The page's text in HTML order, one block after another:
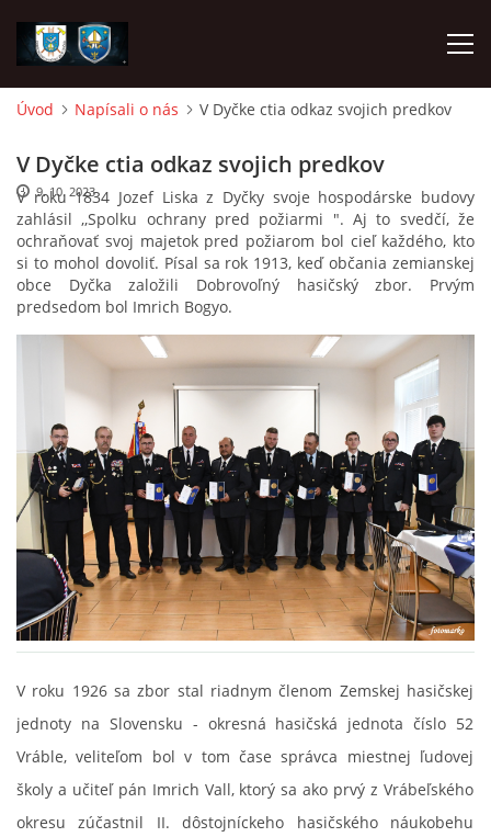
NAPÍSALI O NÁS
DHZ DYČKA
DHZM VRÁBLE
AKO SA STAŤ ČLENOM
FOTOALBUM
SPONZORI
MAPY
Úvod Napísali o nás V Dyčke ctia odkaz svojich predkov
V Dyčke ctia odkaz svojich predkov
V roku 1834 Jozef Liska z Dyčky svoje hospodárske budovy
zahlásil ,,Spolku ochrany pred požiarmi ". Aj to svedčí, že
ochraňovať svoj majetok pred požiarom bol cieľ každého, kto
si to mohol dovoliť. Písal sa rok 1913, keď občania zemianskej
obce Dyčka založili Dobrovoľný hasičský zbor. Prvým
predsedom bol Imrich Bogyo.
9. 10. 2023
V roku 1926 sa zbor stal riadnym členom Zemskej hasičskej
jednoty na Slovensku - okresná hasičská jednota číslo 52
Vráble, veliteľom bol v tom čase správca miestnej ľudovej
školy a učiteľ pán Imrich Vall, ktorý sa ako prvý z Vrábeľského
okresu zúčastnil II. dôstojníckeho hasičského náukobehu